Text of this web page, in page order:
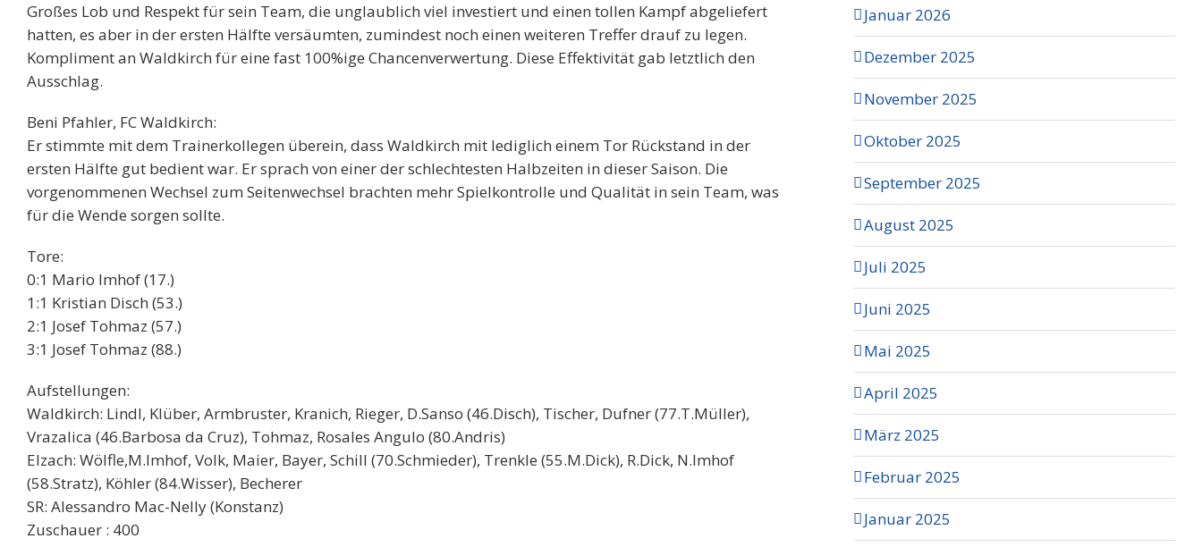
Großes Lob und Respekt für sein Team, die unglaublich viel investiert und einen tollen Kampf abgeliefert
hatten, es aber in der ersten Hälfte versäumten, zumindest noch einen weiteren Treffer drauf zu legen.
Kompliment an Waldkirch für eine fast 100%ige Chancenverwertung. Diese Effektivität gab letztlich den
Ausschlag.
Beni Pfahler, FC Waldkirch:
Er stimmte mit dem Trainerkollegen überein, dass Waldkirch mit lediglich einem Tor Rückstand in der
ersten Hälfte gut bedient war. Er sprach von einer der schlechtesten Halbzeiten in dieser Saison. Die
vorgenommenen Wechsel zum Seitenwechsel brachten mehr Spielkontrolle und Qualität in sein Team, was
für die Wende sorgen sollte.
Tore:
0:1 Mario Imhof (17.)
1:1 Kristian Disch (53.)
2:1 Josef Tohmaz (57.)
3:1 Josef Tohmaz (88.)
Aufstellungen:
Waldkirch: Lindl, Klüber, Armbruster, Kranich, Rieger, D.Sanso (46.Disch), Tischer, Dufner (77.T.Müller),
Vrazalica (46.Barbosa da Cruz), Tohmaz, Rosales Angulo (80.Andris)
Elzach: Wölfle,M.Imhof, Volk, Maier, Bayer, Schill (70.Schmieder), Trenkle (55.M.Dick), R.Dick, N.Imhof
(58.Stratz), Köhler (84.Wisser), Becherer
SR: Alessandro Mac-Nelly (Konstanz)
Zuschauer : 400
Januar 2026
Dezember 2025
November 2025
Oktober 2025
September 2025
August 2025
Juli 2025
Juni 2025
Mai 2025
April 2025
März 2025
Februar 2025
Januar 2025